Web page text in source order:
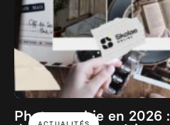
Photographie en 2026